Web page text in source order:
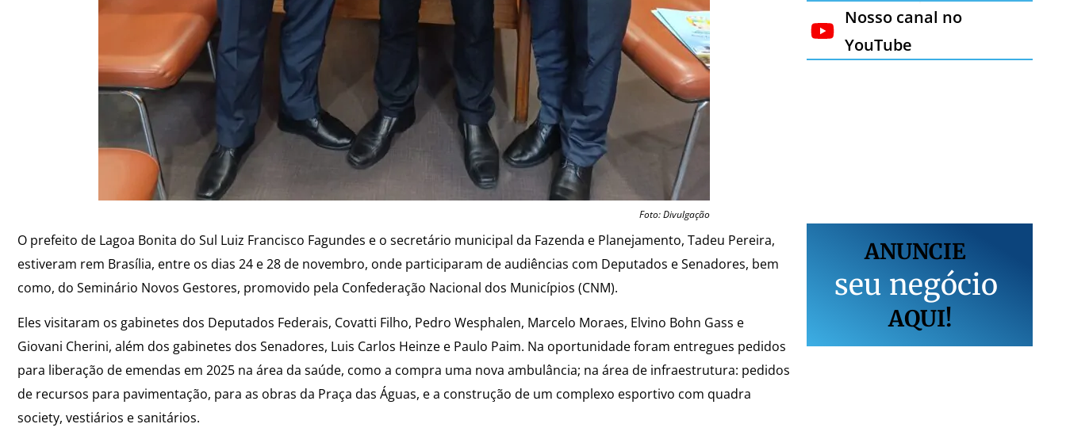
Foto: Divulgação
O prefeito de Lagoa Bonita do Sul Luiz Francisco Fagundes e o secretário municipal da Fazenda e Planejamento, Tadeu Pereira,
estiveram rem Brasília, entre os dias 24 e 28 de novembro, onde participaram de audiências com Deputados e Senadores, bem
como, do Seminário Novos Gestores, promovido pela Confederação Nacional dos Municípios (CNM).
Eles visitaram os gabinetes dos Deputados Federais, Covatti Filho, Pedro Wesphalen, Marcelo Moraes, Elvino Bohn Gass e
Giovani Cherini, além dos gabinetes dos Senadores, Luis Carlos Heinze e Paulo Paim. Na oportunidade foram entregues pedidos
para liberação de emendas em 2025 na área da saúde, como a compra uma nova ambulância; na área de infraestrutura: pedidos
de recursos para pavimentação, para as obras da Praça das Águas, e a construção de um complexo esportivo com quadra
society, vestiários e sanitários.
Nosso canal no
YouTube
ANUNCIE
seu negócio
AQUI!